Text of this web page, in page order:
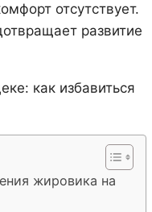
отсутствует.
развитие
жировика на